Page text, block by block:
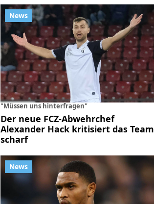
"Müssen uns hinterfragen"
Der neue FCZ-Abwehrchef
Alexander Hack kritisiert das Team
scharf